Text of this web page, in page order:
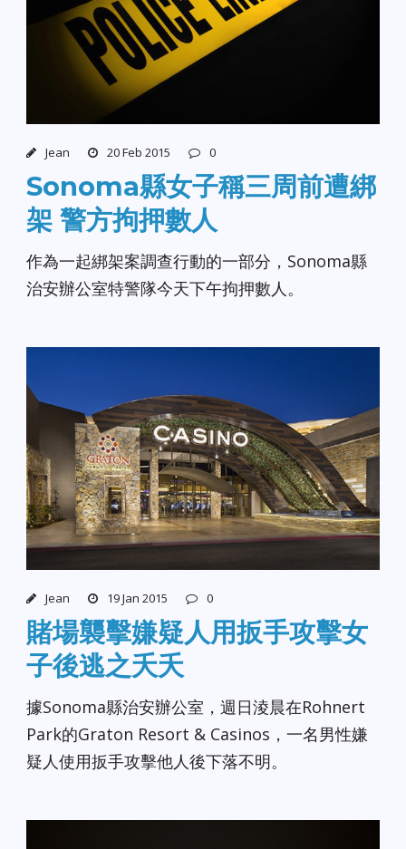
Jean 20 Feb 2015 0
Sonoma縣女子稱三周前遭綁
架 警方拘押數人
作為一起綁架案調查行動的一部分，Sonoma縣
治安辦公室特警隊今天下午拘押數人。
Jean 19 Jan 2015 0
賭場襲擊嫌疑人用扳手攻擊女
子後逃之夭夭
據Sonoma縣治安辦公室，週日淩晨在Rohnert
Park的Graton Resort & Casinos，一名男性嫌
疑人使用扳手攻擊他人後下落不明。